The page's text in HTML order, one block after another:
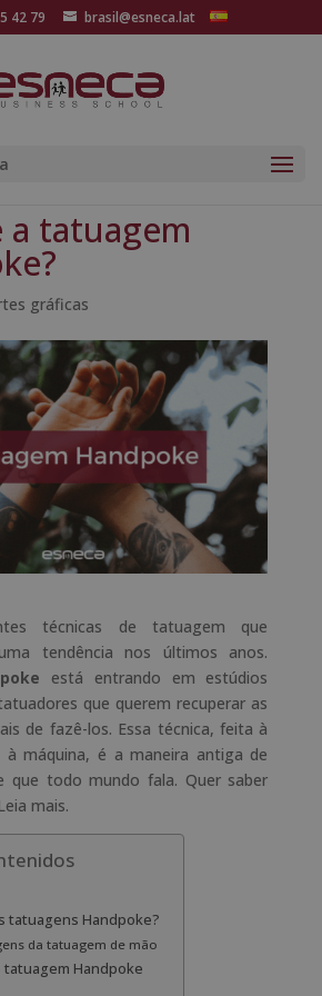
42 79 brasil@esneca.lat
a tatuagem
gráficas
técnicas de tatuagem que
tendência nos últimos anos.
está entrando em estúdios
que querem recuperar as
de fazê-los. Essa técnica, feita à
máquina, é a maneira antiga de
que todo mundo fala. Quer saber
mais.
tatuagens Handpoke?
da tatuagem de mão
tatuagem Handpoke